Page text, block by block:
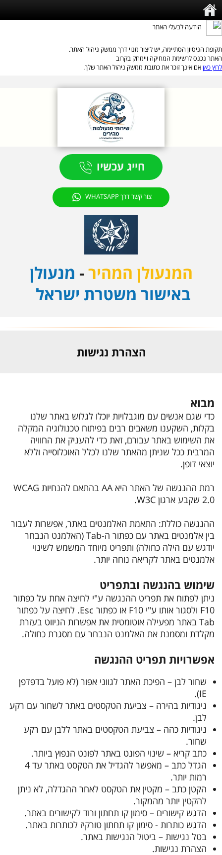
הודעה לבעלי האתר
תקופת הניסיון הסתיימה, יש ליצור מנוי דרך ממשק ניהול האתר.
האתר נכנס לרשימת המחיקה ויימחק בקרוב
לחץ כאןאם אינך זוכר את כתובת ממשק ניהול האתר שלך.
חייג עכשיו
צור קשר דרך WHATSAPP
המנעולן המהיר- מנעולן
באישור משטרת ישראל
הצהרת נגישות
מבוא
כדי שגם אנשים עם מוגבלויות יוכלו לגלוש באתר שלנו
בקלות, השקענו משאבים רבים בפיתוח טכנולוגיה המקלה
את השימוש באתר עבורם, זאת כדי להעניק את החוויה
המרבית ככל שניתן מהאתר שלנו לכלל האוכלוסייה וללא
יוצאי דופן.
רמת ההנגשה של האתר היא AA בהתאם להנחיות WCAG
2.0 שקבע ארגון W3C.
ההנגשה כוללת: התאמת האלמנטים באתר, אפשרות לעבור
בין אלמנטים באתר עם כפתור ה-Tab (האלמנט הנבחר
יודגש עם הילה כחולה) ותפריט מיוחד המשמש לשינוי
אלמנטים באתר לקריאה נוחה יותר.
שימוש בהנגשה ובתפריט
ניתן לפתוח את תפריט ההנגשה ע"י לחיצה אחת על כפתור
F10 ולסגור אותו ע"י F10 או כפתור Esc. לחיצה על כפתור
Tab באתר מפעילה אוטומטית את אפשרות הניווט בעזרת
מקלדת ומסמנת את האלמנט הנבחר עם מסגרת כחולה.
אפשרויות תפריט ההנגשה
שחור לבן – הפיכת האתר לגווני אפור (לא פועל בדפדפן
IE).
ניגודיות בהירה – צביעת הטקסטים באתר לשחור עם רקע
לבן.
ניגודיות כהה – צביעת הטקסטים באתר ללבן עם רקע
שחור.
כתב קריא – שינוי הפונט באתר לפונט הנפוץ ביותר.
הגדל כתב – מאפשר להגדיל את הטקסט באתר עד 4
רמות יותר.
הקטן כתב – מקטין את הטקסט לאחר ההגדלה, לא ניתן
להקטין יותר מהמקור.
הדגש קישורים – סימון קו תחתון ורוד לקישורים באתר.
הדגש כותרות - סימון קו תחתון טורקיז לכותרות באתר.
בטל נגישות – ביטול הנגישות באתר.
הצהרת נגישות.